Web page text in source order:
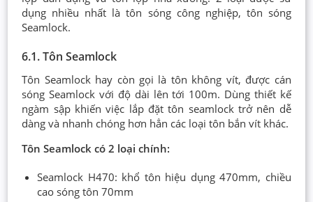
dụng nhiều nhất là tôn sóng công nghiệp, tôn sóng
Seamlock.
6.1. Tôn Seamlock
Tôn Seamlock hay còn gọi là tôn không vít, được cán
sóng Seamlock với độ dài lên tới 100m. Dùng thiết kế
ngàm sập khiến việc lắp đặt tôn seamlock trở nên dễ
dàng và nhanh chóng hơn hẳn các loại tôn bắn vít khác.
Tôn Seamlock có 2 loại chính:
Seamlock H470: khổ tôn hiệu dụng 470mm, chiều
cao sóng tôn 70mm